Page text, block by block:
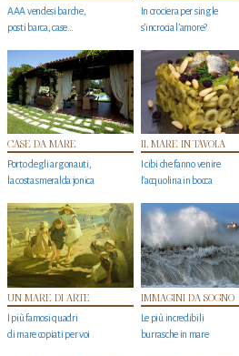
AAA vendesi barche,
posti barca, case…
In crociera per single
s'incrocia l’amore?
CASE DA MARE
Porto degli argonauti,
la costa smeralda jonica
IL MARE IN TAVOLA
I cibi che fanno venire
l’acquolina in bocca
UN MARE DI ARTE
I più famosi quadri
di mare copiati per voi
IMMAGINI DA SOGNO
Le più incredibili
burrasche in mare